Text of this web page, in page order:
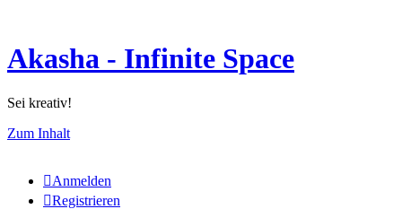
Akasha - Infinite Space
Sei kreativ!
Zum Inhalt
Anmelden
Registrieren